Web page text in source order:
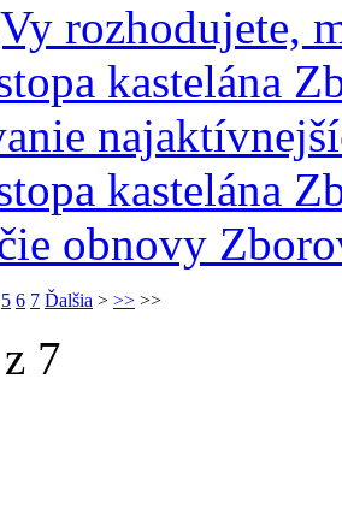
rozhodujete,
kastelána
kastelána
obnovy
5 6 7 Ďalšia > >> >>
7